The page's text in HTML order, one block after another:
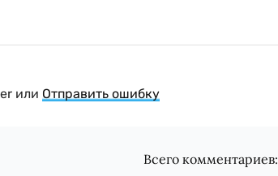
или Отправить ошибку
Всего комментариев: